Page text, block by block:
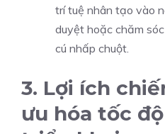
trí tuệ nhân tạo vào
duyệt hoặc chăm
cú nhấp chuột.
3. Lợi ích
ưu hóa tốc